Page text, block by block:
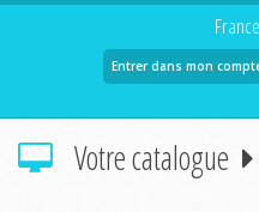
Entrer dans mon
Votre catalogue